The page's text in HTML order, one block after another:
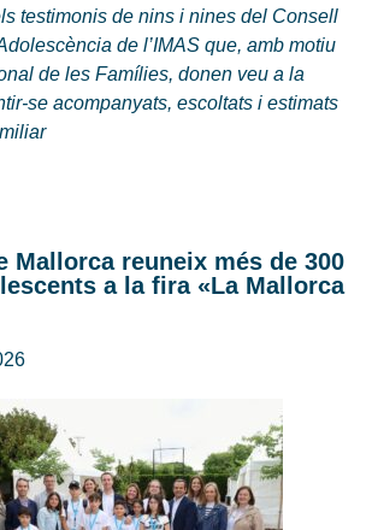
testimonis de nins i nines del Consell
de l’IMAS que, amb motiu
de les Famílies, donen veu a la
se acompanyats, escoltats i estimats
Mallorca reuneix més de 300
a la fira «La Mallorca